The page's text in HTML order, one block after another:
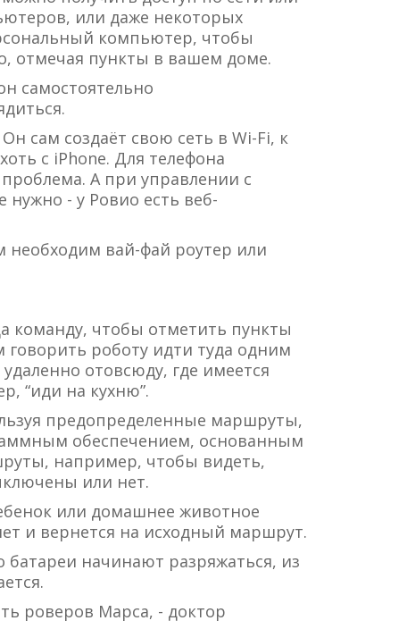
или даже некоторых
компьютер, чтобы
отмечая пункты в вашем доме.
самостоятельно
сам создаёт свою сеть в Wi-Fi, к
с iPhone. Для телефона
А при управлении с
нужно - у Ровио есть веб-
вай-фай роутер или
команду, чтобы отметить пункты
роботу идти туда одним
отовсюду, где имеется
“иди на кухню”.
предопределенные маршруты,
обеспечением, основанным
например, чтобы видеть,
или нет.
или домашнее животное
и вернется на исходный маршрут.
батареи начинают разряжаться, из
роверов Марса, - доктор